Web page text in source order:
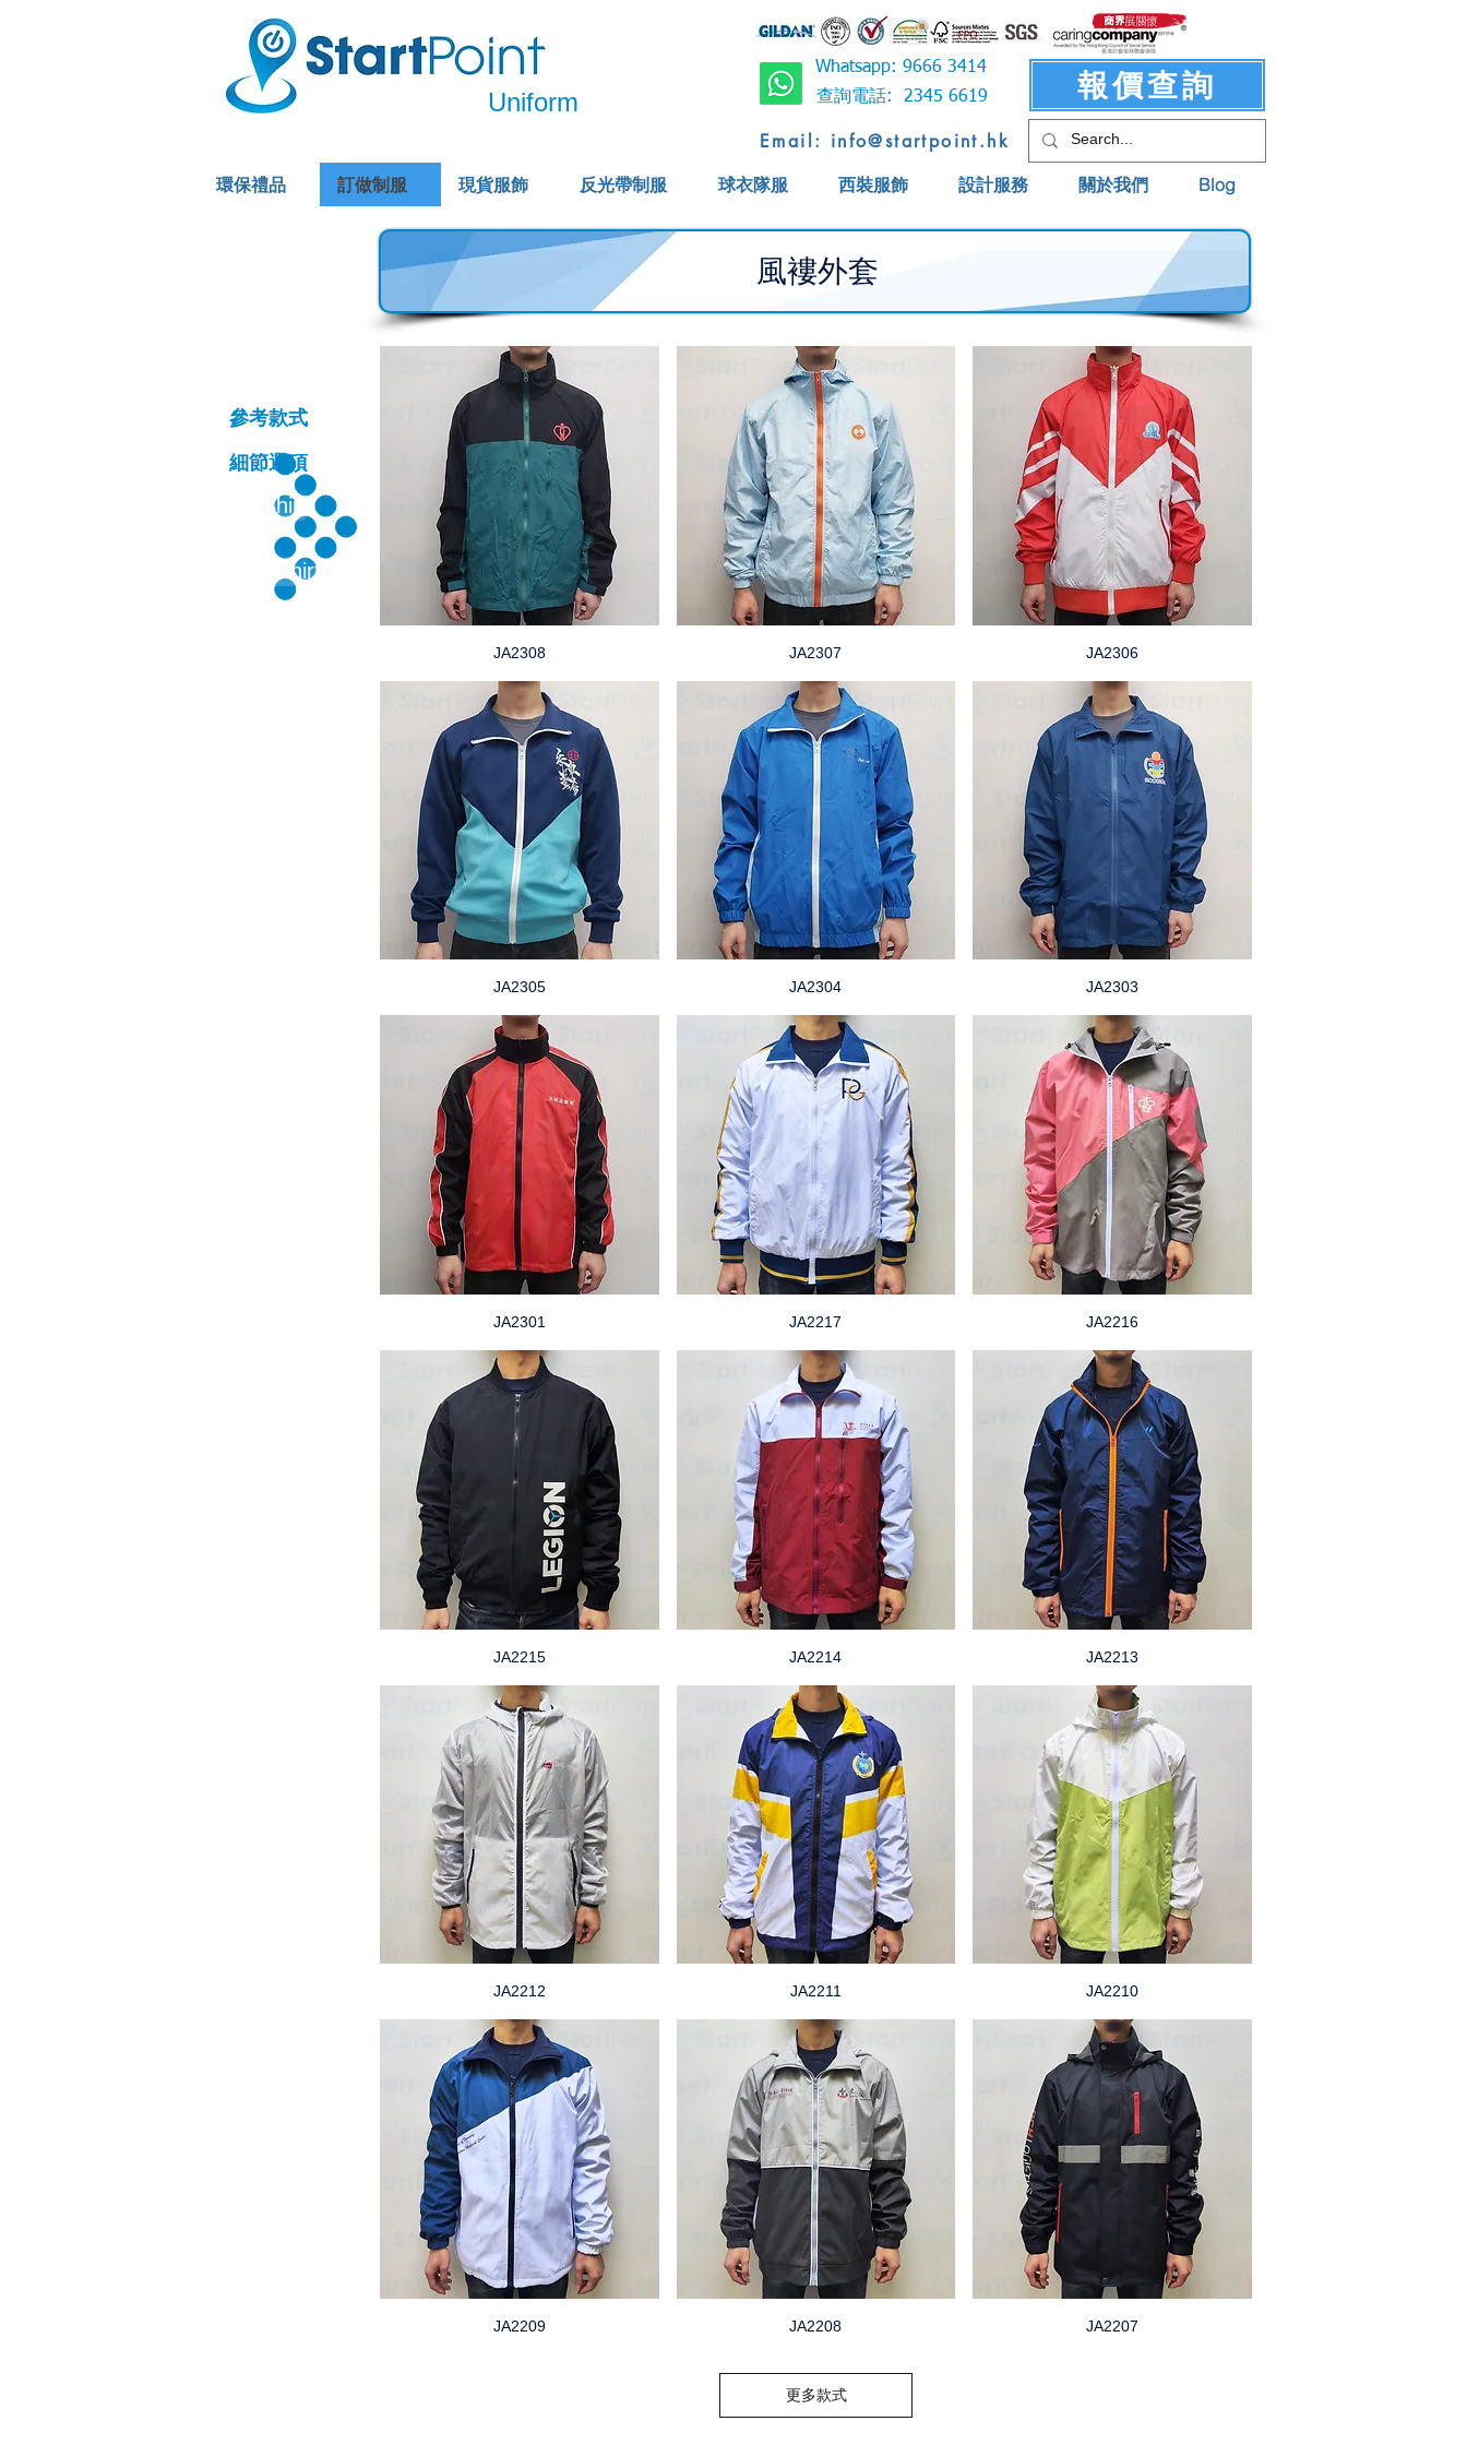
Whatsapp: 9666 3414
環保禮品 訂做制服 現貨服飾 反光帶制服 球衣隊服 西裝服飾 設計服務 關於我們 Blog
Uniform
Email: info@startpoint.hk
查詢電話: 2345 6619 報價查詢
風褸外套
參考款式
細節選項
T Shirt
Polo Shirt
JA2308 JA2307 JA2306
JA2305 JA2304 JA2303
JA2301 JA2217 JA2216
JA2215 JA2214 JA2213
JA2212 JA2211 JA2210
JA2209 JA2208 JA2207
更多款式